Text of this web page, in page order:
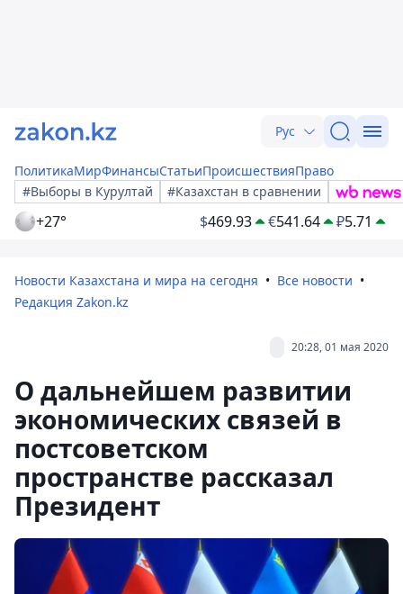
Рус
ПолитикаМирФинансыСтатьиПроисшествияПраво
#Выборы в Курултай
#Казахстан в сравнении
+27° $469.93 €541.64 ₽5.71
Новости Казахстана и мира на сегодня
Все новости
Редакция Zakon.kz
20:28, 01 мая 2020
О дальнейшем развитии
экономических связей в
постсоветском
пространстве рассказал
Президент